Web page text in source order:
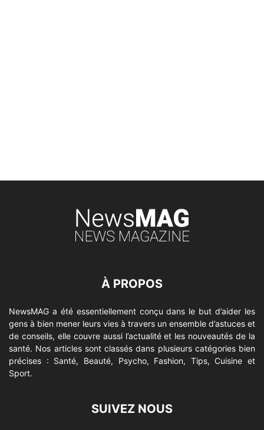
À PROPOS
NewsMAG a été essentiellement conçu dans le but d’aider les
gens à bien mener leurs vies à travers un ensemble d’astuces et
de conseils, elle couvre aussi l’actualité et les nouveautés de la
santé. Nos articles sont classés dans plusieurs catégories bien
précises : Santé, Beauté, Psycho, Fashion, Tips, Cuisine et
Sport.
SUIVEZ NOUS